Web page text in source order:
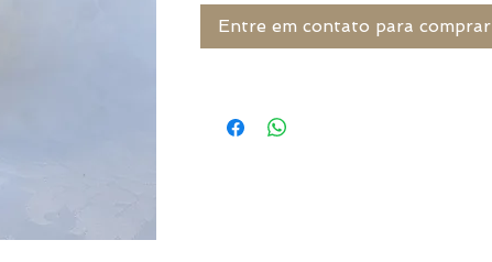
Entre em contato para comprar